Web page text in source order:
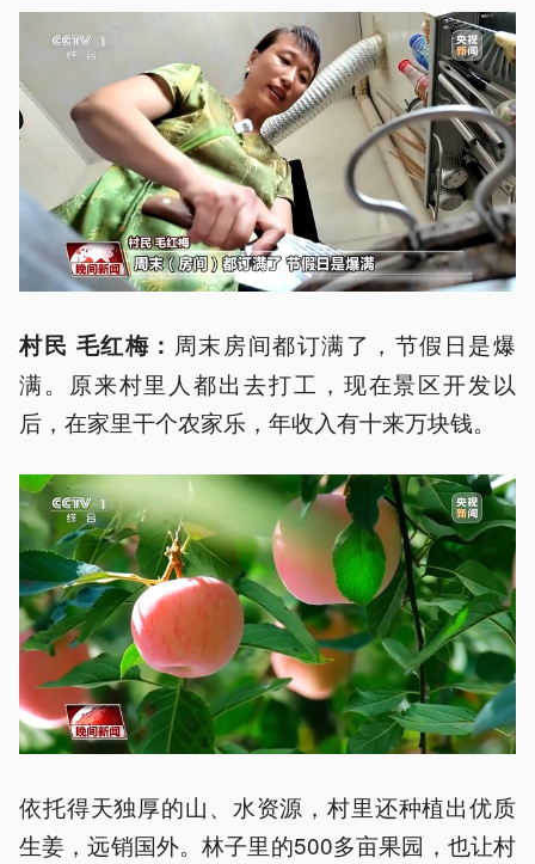
村民 毛红梅： 周末房间都订满了，节假日是爆
满。原来村里人都出去打工，现在景区开发以
后，在家里干个农家乐，年收入有十来万块钱。
依托得天独厚的山、水资源，村里还种植出优质
生姜，远销国外。林子里的500多亩果园，也让村